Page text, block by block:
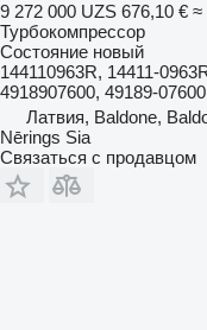
9 272 000 UZS 676,10 € ≈
Турбокомпрессор
Состояние новый
144110963R, 14411-
4918907600, 49189-
Латвия, Baldone,
Nērings Sia
Связаться с продавцом